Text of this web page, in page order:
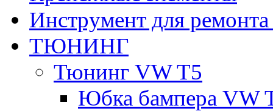
Инструмент для
ТЮНИНГ
Тюнинг VW T5
Юбка бампера VW